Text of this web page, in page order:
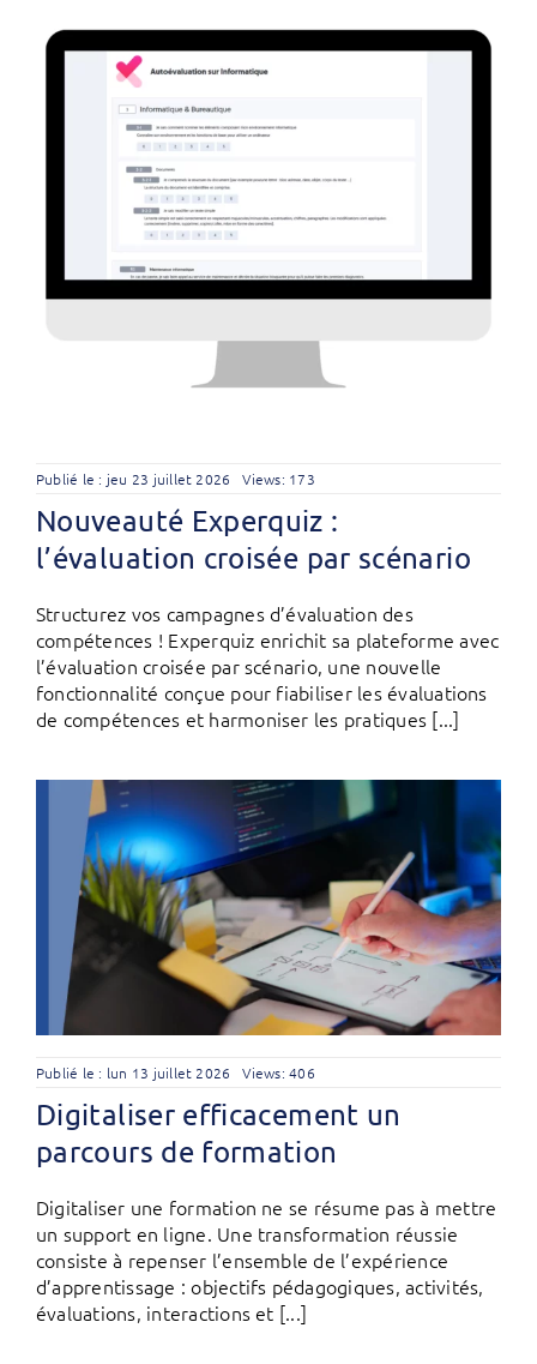
Publié le : jeu 23 juillet 2026 Views: 173
Nouveauté Experquiz :
l’évaluation croisée par scénario
Structurez vos campagnes d’évaluation des
compétences ! Experquiz enrichit sa plateforme avec
l’évaluation croisée par scénario, une nouvelle
fonctionnalité conçue pour fiabiliser les évaluations
de compétences et harmoniser les pratiques [...]
Publié le : lun 13 juillet 2026 Views: 406
Digitaliser efficacement un
parcours de formation
Digitaliser une formation ne se résume pas à mettre
un support en ligne. Une transformation réussie
consiste à repenser l’ensemble de l’expérience
d’apprentissage : objectifs pédagogiques, activités,
évaluations, interactions et [...]